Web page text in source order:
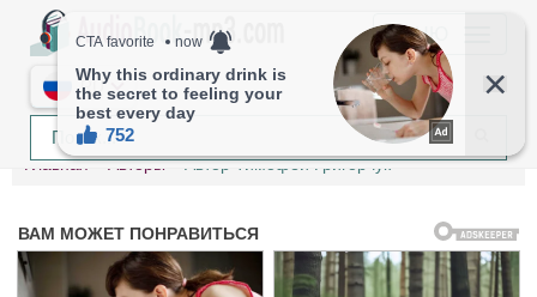
МЕНЮ
RU
Главная Авторы Автор Тимофей Григорчук